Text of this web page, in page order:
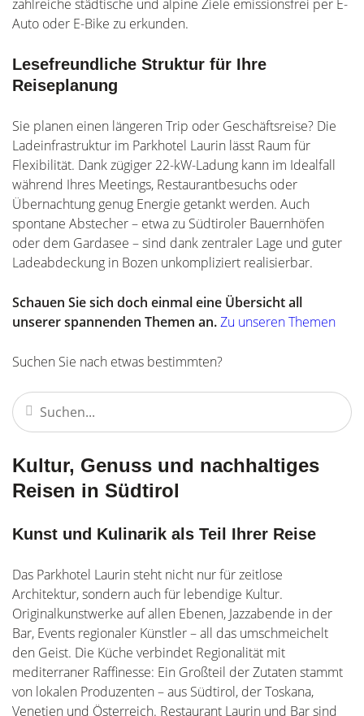
zahlreiche städtische und alpine Ziele emissionsfrei per E-
Auto oder E-Bike zu erkunden.
Lesefreundliche Struktur für Ihre
Reiseplanung
Sie planen einen längeren Trip oder Geschäftsreise? Die
Ladeinfrastruktur im Parkhotel Laurin lässt Raum für
Flexibilität. Dank zügiger 22-kW-Ladung kann im Idealfall
während Ihres Meetings, Restaurantbesuchs oder
Übernachtung genug Energie getankt werden. Auch
spontane Abstecher – etwa zu Südtiroler Bauernhöfen
oder dem Gardasee – sind dank zentraler Lage und guter
Ladeabdeckung in Bozen unkompliziert realisierbar.
Schauen Sie sich doch einmal eine Übersicht all
unserer spannenden Themen an.Zu unseren Themen
Suchen Sie nach etwas bestimmten?
Kultur, Genuss und nachhaltiges
Reisen in Südtirol
Kunst und Kulinarik als Teil Ihrer Reise
Das Parkhotel Laurin steht nicht nur für zeitlose
Architektur, sondern auch für lebendige Kultur.
Originalkunstwerke auf allen Ebenen, Jazzabende in der
Bar, Events regionaler Künstler – all das umschmeichelt
den Geist. Die Küche verbindet Regionalität mit
mediterraner Raffinesse: Ein Großteil der Zutaten stammt
von lokalen Produzenten – aus Südtirol, der Toskana,
Venetien und Österreich. Restaurant Laurin und Bar sind